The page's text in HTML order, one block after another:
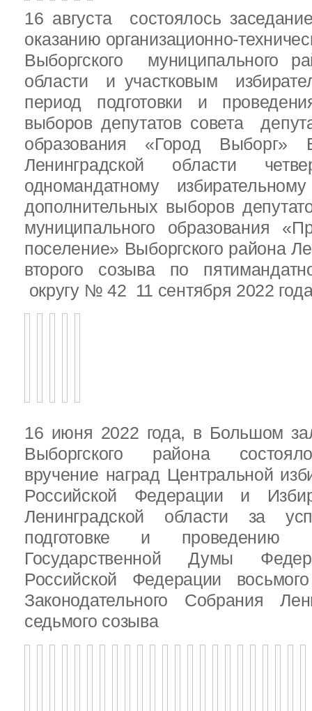
16 августа состоялось
оказанию организационно-
Выборгского муниципального
области и участковым
период подготовки и
выборов депутатов совета
образования «Город Выборг»
Ленинградской области
одномандатному
дополнительных выборов
муниципального образования
поселение» Выборгского района
второго созыва по
округу № 42 11 сентября 2022
16 июня 2022 года, в Большом
Выборгского района
вручение наград Центральной
Российской Федерации и
Ленинградской области за
подготовке и проведению
Государственной Думы
Российской Федерации
Законодательного Собрания
седьмого созыва